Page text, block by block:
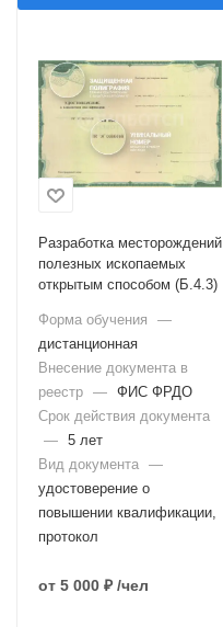
Разработка месторождений
полезных ископаемых
открытым способом (Б.4.3)
Форма обучения
—
дистанционная
Внесение документа в
реестр — ФИС ФРДО
Срок действия документа
— 5 лет
Вид документа —
удостоверение о
повышении квалификации,
протокол
от 5 000 ₽ /чел